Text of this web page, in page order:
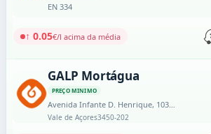
EN 334
↑ 0.05€/l acima da média
GALP Mortágua
PREÇO MINIMO
Avenida Infante D. Henrique, 103A - Vale de Açores
Vale de Açores3450-202